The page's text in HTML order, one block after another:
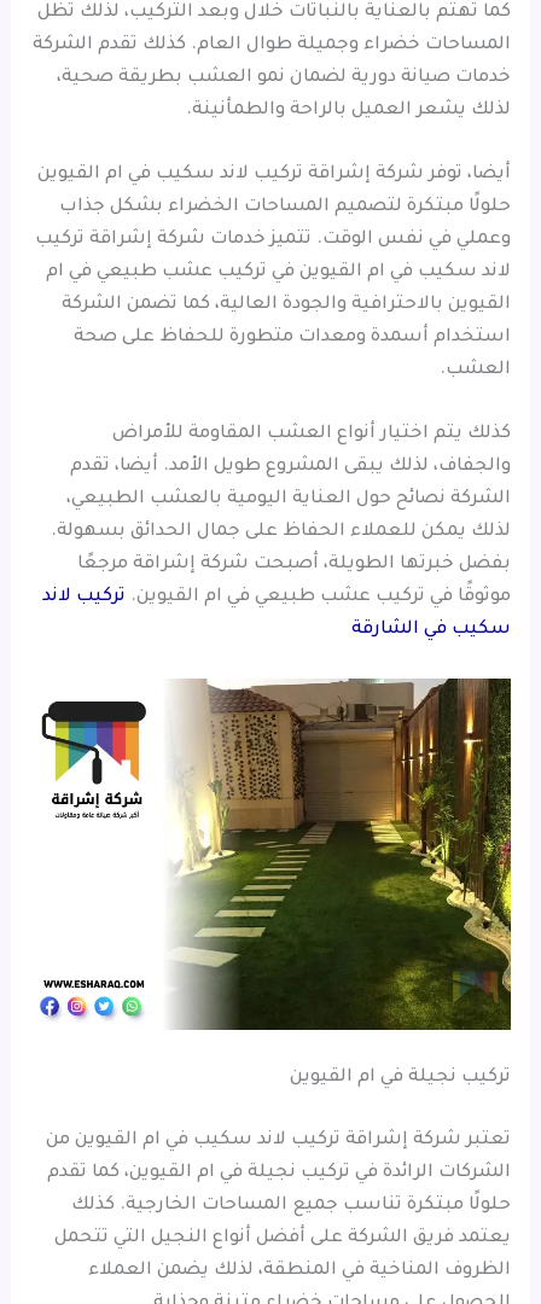
كما تهتم بالعناية بالنباتات خلال وبعد التركيب، لذلك تظل
المساحات خضراء وجميلة طوال العام. كذلك تقدم الشركة
خدمات صيانة دورية لضمان نمو العشب بطريقة صحية،
لذلك يشعر العميل بالراحة والطمأنينة.
أيضا، توفر شركة إشراقة تركيب لاند سكيب في ام القيوين
حلولًا مبتكرة لتصميم المساحات الخضراء بشكل جذاب
وعملي في نفس الوقت. تتميز خدمات شركة إشراقة تركيب
لاند سكيب في ام القيوين في تركيب عشب طبيعي في ام
القيوين بالاحترافية والجودة العالية، كما تضمن الشركة
استخدام أسمدة ومعدات متطورة للحفاظ على صحة
العشب.
كذلك يتم اختيار أنواع العشب المقاومة للأمراض
والجفاف، لذلك يبقى المشروع طويل الأمد. أيضا، تقدم
الشركة نصائح حول العناية اليومية بالعشب الطبيعي،
لذلك يمكن للعملاء الحفاظ على جمال الحدائق بسهولة.
بفضل خبرتها الطويلة، أصبحت شركة إشراقة مرجعًا
موثوقًا في تركيب عشب طبيعي في ام القيوين. تركيب لاند
سكيب في الشارقة
تركيب نجيلة في ام القيوين
تعتبر شركة إشراقة تركيب لاند سكيب في ام القيوين من
الشركات الرائدة في تركيب نجيلة في ام القيوين، كما تقدم
حلولًا مبتكرة تناسب جميع المساحات الخارجية. كذلك
يعتمد فريق الشركة على أفضل أنواع النجيل التي تتحمل
الظروف المناخية في المنطقة، لذلك يضمن العملاء